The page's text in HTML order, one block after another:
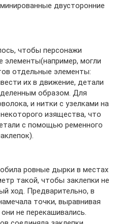
двусторонние
чтобы персонажи
элементы(например, могли
отдельные элементы:
их в движение, детали
образом. Для
и нитки с узелками на
изящества, что
с помощью ременного
ровные дырки в местах
такой, чтобы заклепки не
ход. Предварительно, в
точки, выравнивая
не перекашивались.